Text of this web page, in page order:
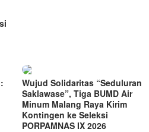
Wujud Solidaritas “Seduluran
Saklawase”, Tiga BUMD Air
Minum Malang Raya Kirim
Kontingen ke Seleksi
PORPAMNAS IX 2026